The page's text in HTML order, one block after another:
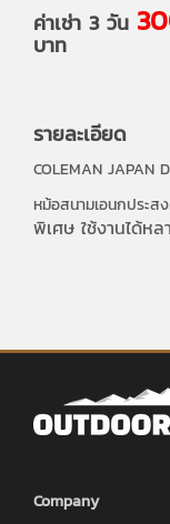
ค่าเช่า 3 วัน
บาท
รายละเอียด
COLEMAN JAPAN
หม้อสนามเอนกประส
พิเศษ ใช้งานได้ห
Company